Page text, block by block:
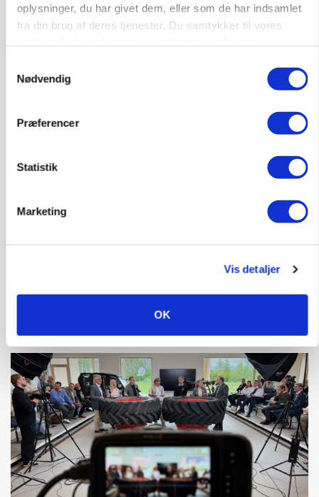
oplysninger, du har givet dem, eller som de har indsamlet
fra din brug af deres tjenester. Du samtykker til vores
Nødvendig
Præferencer
Statistik
Marketing
Vis detaljer
OK
Loading...
Annonce